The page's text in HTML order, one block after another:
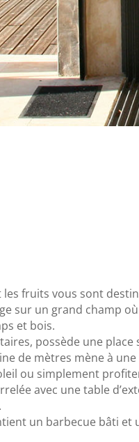
fruits vous sont
sur un grand champ
et bois.
possède une
de mètres mène à
ou simplement
avec une table
un barbecue bâti et